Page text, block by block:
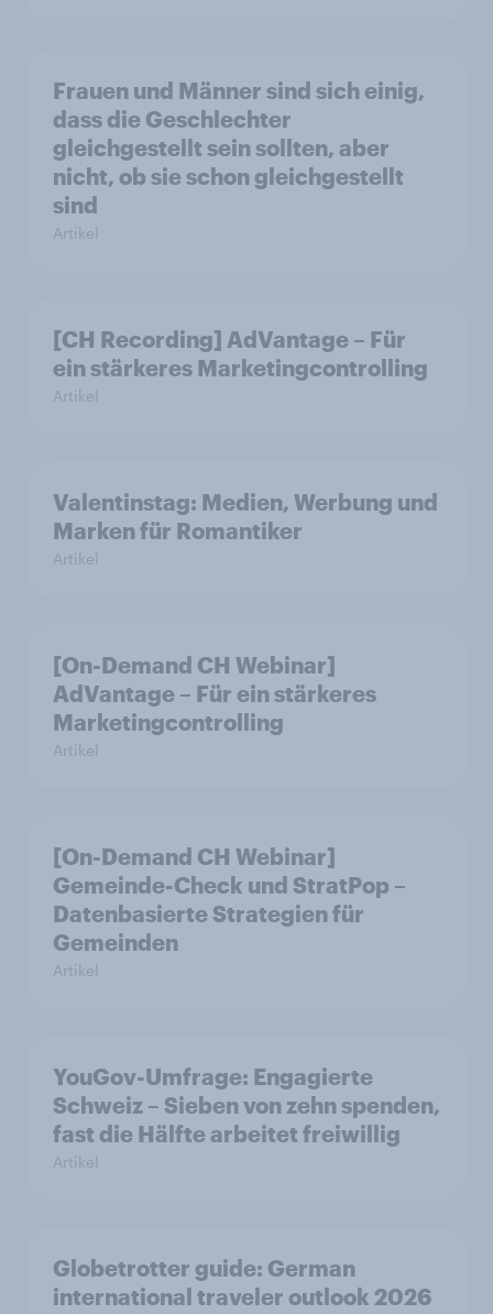
Frauen und Männer sind sich einig,
dass die Geschlechter
gleichgestellt sein sollten, aber
nicht, ob sie schon gleichgestellt
sind
Artikel
[CH Recording] AdVantage – Für
ein stärkeres Marketingcontrolling
Artikel
Valentinstag: Medien, Werbung und
Marken für Romantiker
Artikel
[On-Demand CH Webinar]
AdVantage – Für ein stärkeres
Marketingcontrolling
Artikel
[On-Demand CH Webinar]
Gemeinde-Check und StratPop –
Datenbasierte Strategien für
Gemeinden
Artikel
YouGov-Umfrage: Engagierte
Schweiz – Sieben von zehn spenden,
fast die Hälfte arbeitet freiwillig
Artikel
Globetrotter guide: German
international traveler outlook 2026